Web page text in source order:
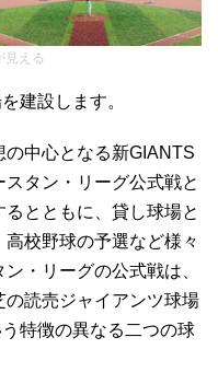
見える
建設します。
の中心となる新GIANTS
タン・リーグ公式戦と
とともに、貸し球場と
校野球の予選など様々
・リーグの公式戦は、
の読売ジャイアンツ球場
特徴の異なる二つの球